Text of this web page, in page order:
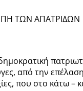
ΤΩΝ ΑΠΑΤΡΙΔΩΝ
από την
που στο κάτω